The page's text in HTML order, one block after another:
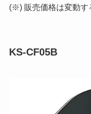
(※) 販売価格は変動す
KS-CF05B